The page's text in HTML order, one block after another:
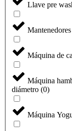
Llave pre
Máquina de
Máquina
diámetro (0)
Máquina